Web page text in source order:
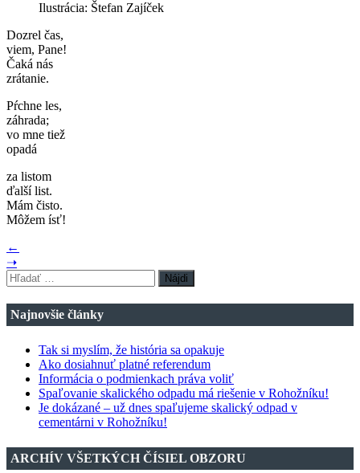
Ilustrácia: Štefan Zajíček
Dozrel čas,
viem, Pane!
Čaká nás
zrátanie.
Pŕchne les,
záhrada;
vo mne tiež
opadá
za listom
ďalší list.
Mám čisto.
Môžem ísť!
←
➝
Hľadať:
Najnovšie články
Tak si myslím, že história sa opakuje
Ako dosiahnuť platné referendum
Informácia o podmienkach práva voliť
Spaľovanie skalického odpadu má riešenie v Rohožníku!
Je dokázané – už dnes spaľujeme skalický odpad v
cementárni v Rohožníku!
ARCHÍV VŠETKÝCH ČÍSIEL OBZORU